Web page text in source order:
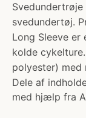
svedundertøj.
Long Sleeve
kolde
polyester) med
Dele af
med hjælp fra